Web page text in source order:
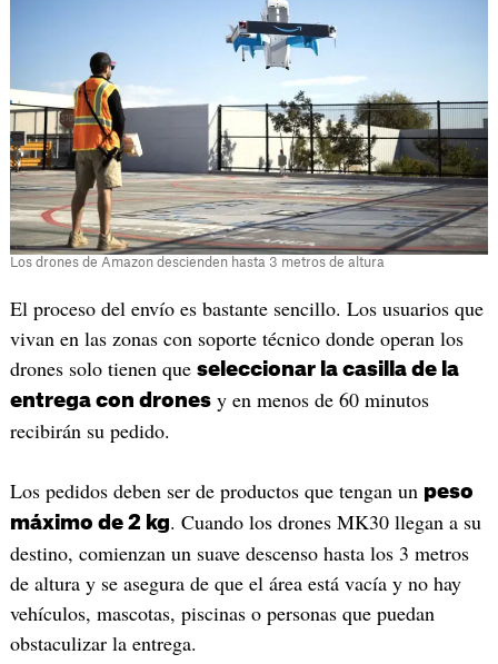
Los drones de Amazon descienden hasta 3 metros de altura
El proceso del envío es bastante sencillo. Los usuarios que
vivan en las zonas con soporte técnico donde operan los
drones solo tienen que seleccionar la casilla de la
entrega con dronesy en menos de 60 minutos
recibirán su pedido.
Los pedidos deben ser de productos que tengan un peso
máximo de 2 kg. Cuando los drones MK30 llegan a su
destino, comienzan un suave descenso hasta los 3 metros
de altura y se asegura de que el área está vacía y no hay
vehículos, mascotas, piscinas o personas que puedan
obstaculizar la entrega.